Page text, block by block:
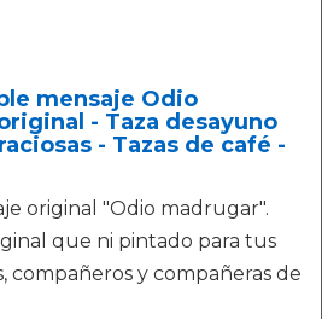
mensaje Odio
- Taza desayuno
- Tazas de café -
original "Odio madrugar".
que ni pintado para tus
compañeros y compañeras de